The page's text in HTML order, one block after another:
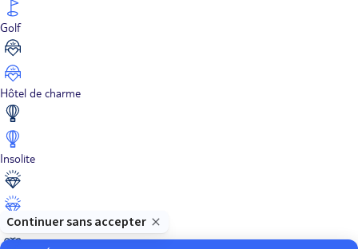
Golf
Hôtel de charme
Insolite
Luxe